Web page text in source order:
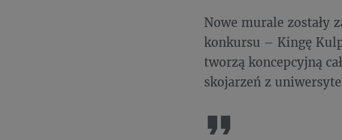
Nowe murale zostały
konkursu – Kingę
tworzą koncepcyjną
skojarzeń z